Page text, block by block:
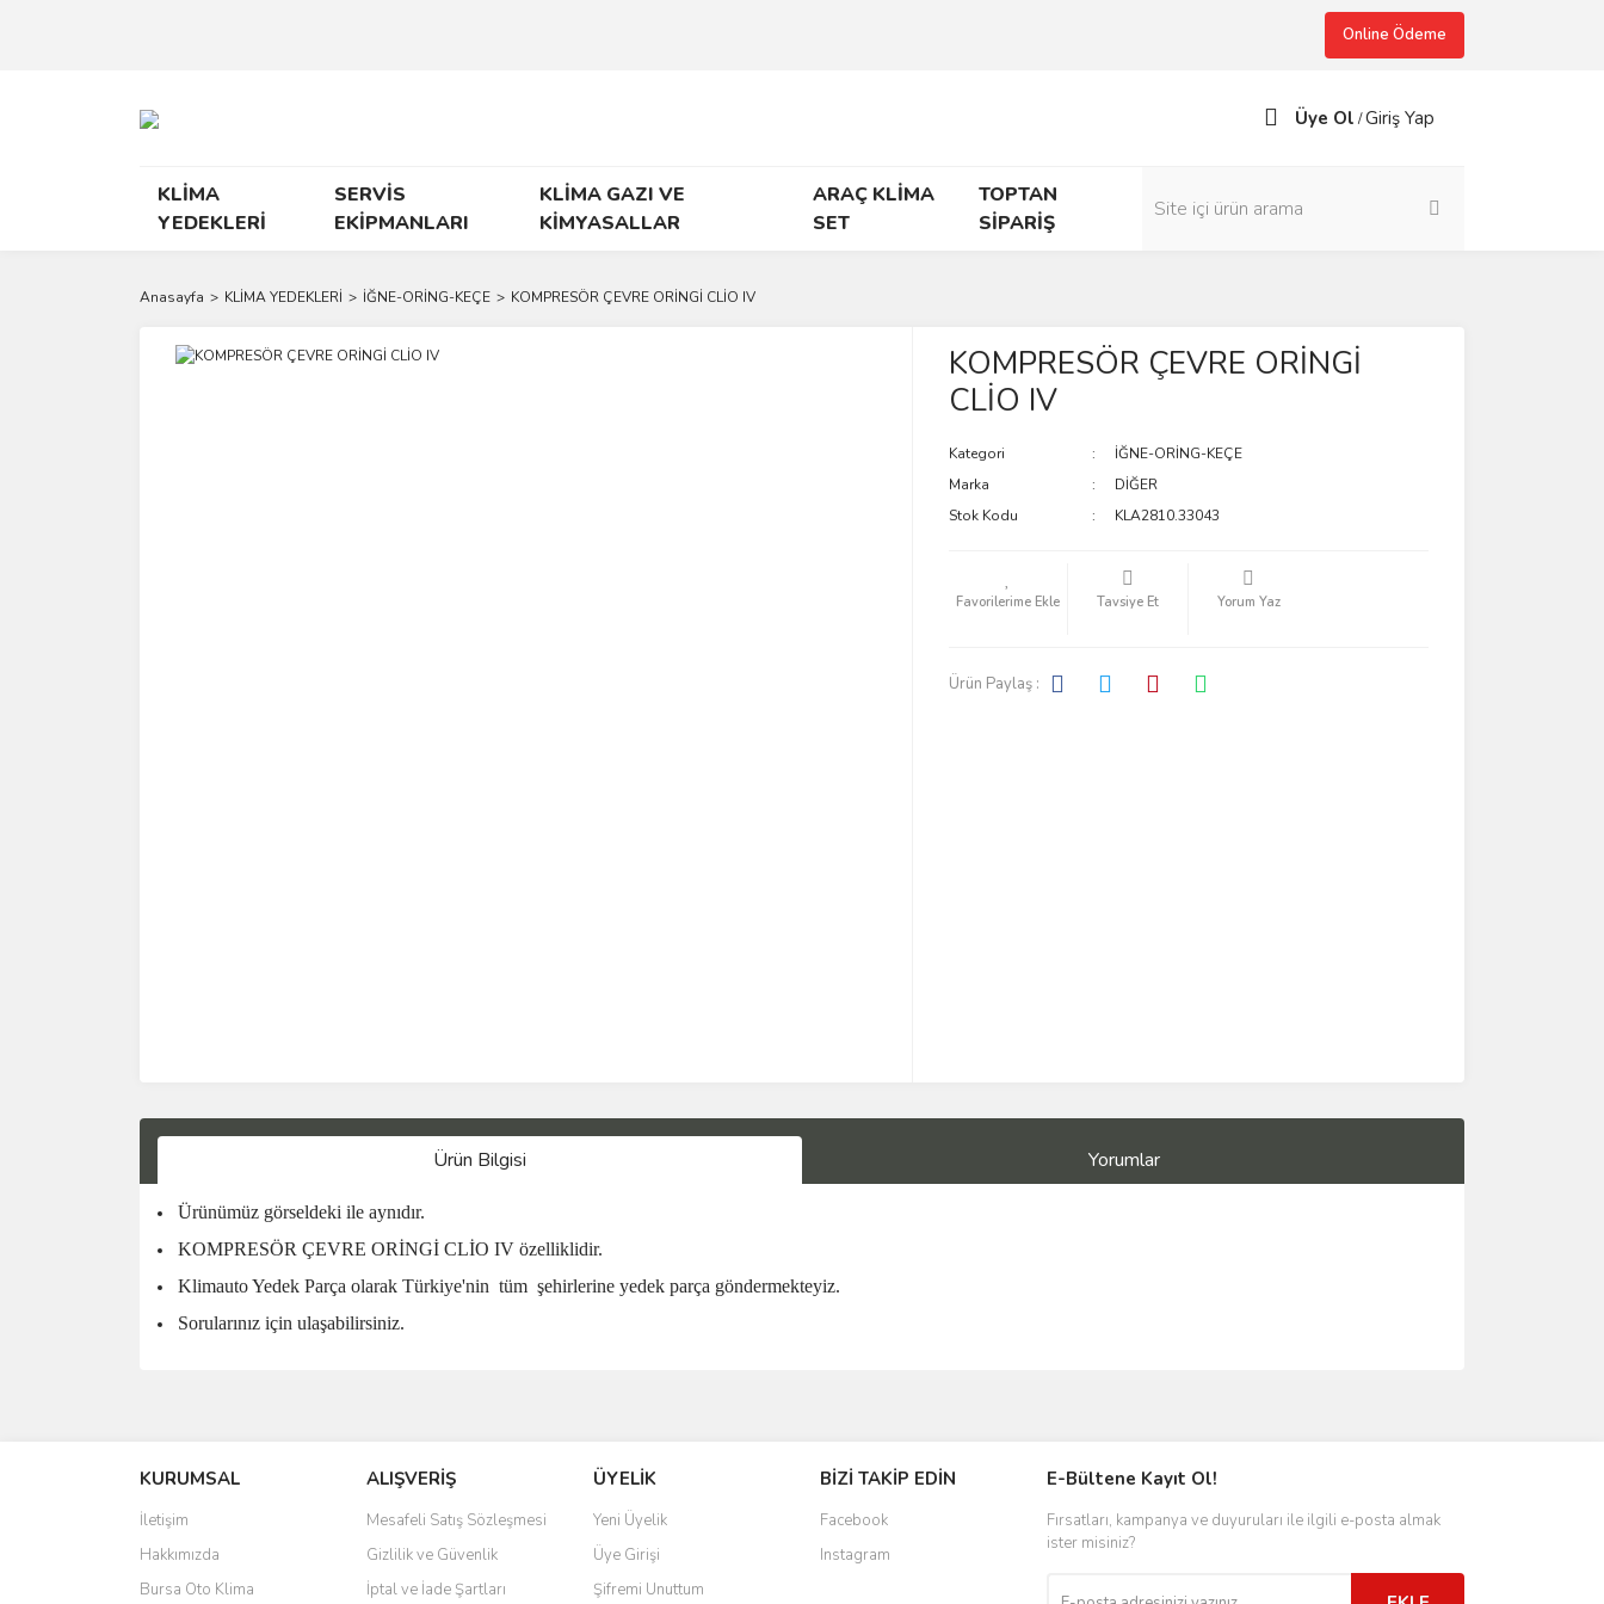
Online Ödeme
Üye Ol /Giriş Yap
KLİMA
YEDEKLERİ
SERVİS
EKİPMANLARI
KLİMA GAZI VE
KİMYASALLAR
ARAÇ KLİMA
SET
TOPTAN
SİPARİŞ
Anasayfa KLİMA YEDEKLERİ İĞNE-ORİNG-KEÇE KOMPRESÖR ÇEVRE ORİNGİ CLİO IV
KOMPRESÖR ÇEVRE ORİNGİ
CLİO IV
Kategori
İĞNE-ORİNG-KEÇE
Marka
DİĞER
Stok Kodu
KLA2810.33043
Tavsiye Et Yorum Yaz
Ürün Paylaş :
Ürün Bilgisi Yorumlar
Ürünümüz görseldeki ile aynıdır.
KOMPRESÖR ÇEVRE ORİNGİ CLİO IV özelliklidir.
Klimauto Yedek Parça olarak Türkiye'nin tüm şehirlerine yedek parça göndermekteyiz.
Sorularınız için ulaşabilirsiniz.
Yorum Yaz
KURUMSAL
İletişim
Hakkımızda
Bursa Oto Klima
ALIŞVERİŞ
Mesafeli Satış Sözleşmesi
Gizlilik ve Güvenlik
İptal ve İade Şartları
ÜYELİK
Yeni Üyelik
Üye Girişi
Şifremi Unuttum
BİZİ TAKİP EDİN
Facebook
Instagram
E-Bültene Kayıt Ol!
Fırsatları, kampanya ve duyuruları ile ilgili e-posta almak
ister misiniz?